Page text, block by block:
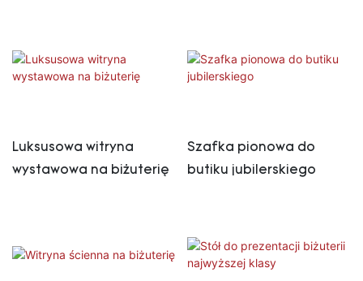
Luksusowa witryna
wystawowa na biżuterię
Szafka pionowa do
butiku jubilerskiego